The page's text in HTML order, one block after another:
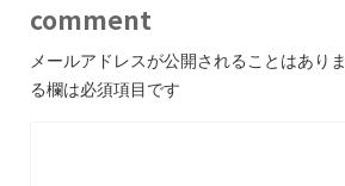
comment
メールアドレスが公開されることはありま
る欄は必須項目です